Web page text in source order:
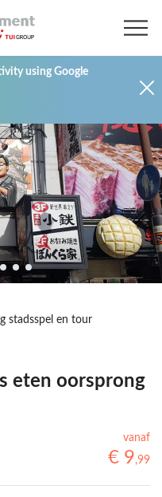
using Google
stadsspel en tour
eten oorsprong
vanaf
€ 9,99